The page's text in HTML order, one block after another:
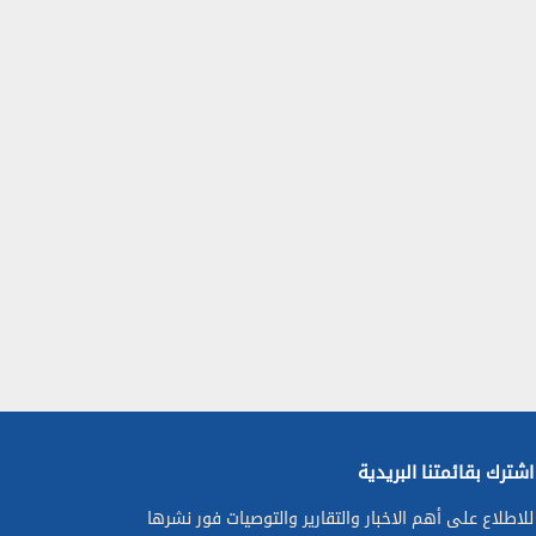
اشترك بقائمتنا البريدية
للاطلاع على أهم الاخبار والتقارير والتوصيات فور نشرها